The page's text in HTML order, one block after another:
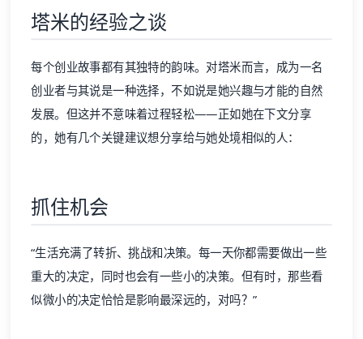
塔米的经验之谈
每个创业故事都有其独特的韵味。对塔米而言，成为一名
创业者与其说是一种选择，不如说是她兴趣与才能的自然
发展。但这并不意味着过程轻松——正如她在下文分享
的，她有几个关键建议想分享给与她处境相似的人：
抓住机会
“生活充满了转折、挑战和决策。每一天你都需要做出一些
重大的决定，同时也会有一些小的决策。但有时，那些看
似微小的决定恰恰是影响最深远的，对吗？”